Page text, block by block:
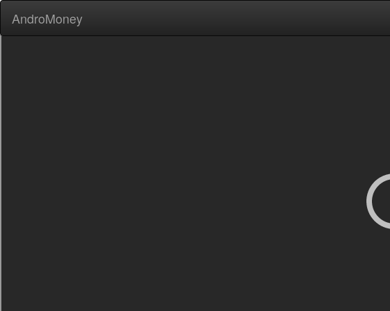
AndroMoney